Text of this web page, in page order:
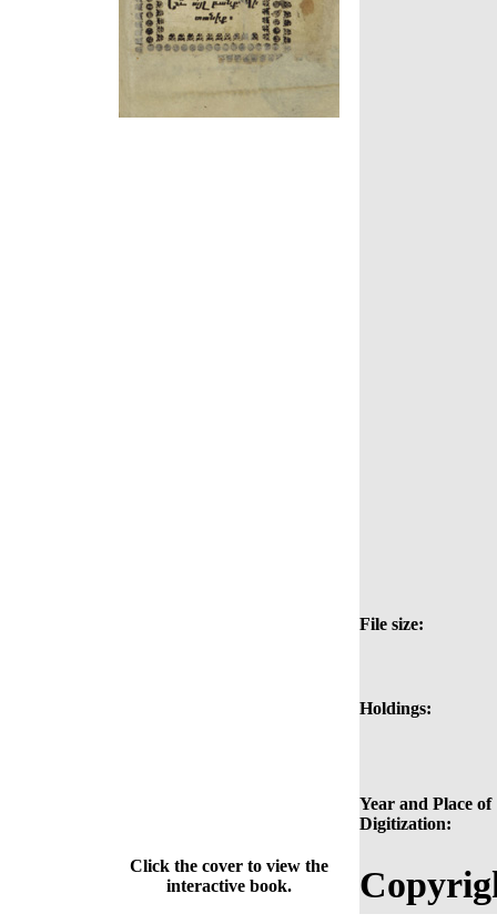
File size:
Holdings:
Year and Place of
Digitization:
Click the cover to view the
interactive book.